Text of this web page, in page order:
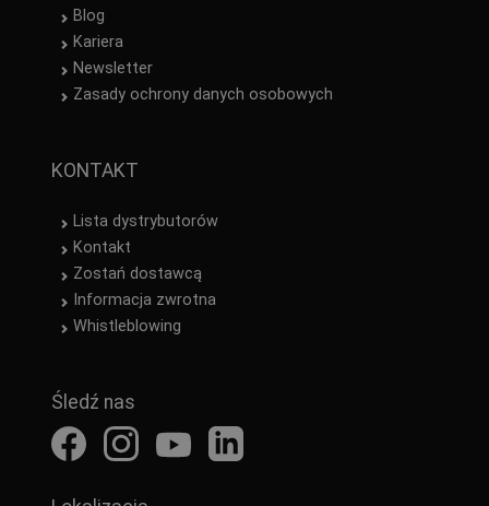
Blog
Kariera
Newsletter
Zasady ochrony danych osobowych
KONTAKT
Lista dystrybutorów
Kontakt
Zostań dostawcą
Informacja zwrotna
Whistleblowing
Śledź nas